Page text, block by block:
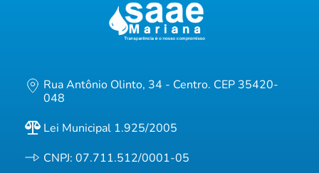
Rua Antônio Olinto, 34 - Centro. CEP 35420-
048
Lei Municipal 1.925/2005
CNPJ: 07.711.512/0001-05